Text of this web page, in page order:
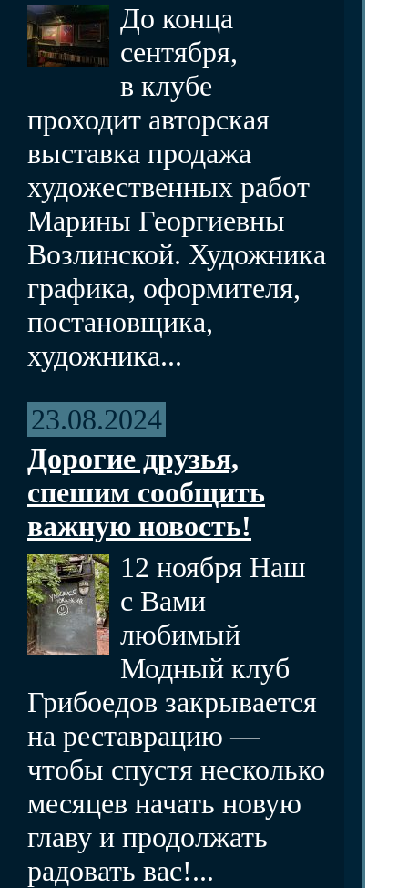
До конца
сентября,
в клубе
проходит авторская
выставка продажа
художественных работ
Марины Георгиевны
Возлинской. Художника
графика, оформителя,
постановщика,
художника...
23.08.2024
Дорогие друзья,
спешим сообщить
важную новость!
12 ноября Наш
с Вами
любимый
Модный клуб
Грибоедов закрывается
на реставрацию —
чтобы спустя несколько
месяцев начать новую
главу и продолжать
радовать вас!...